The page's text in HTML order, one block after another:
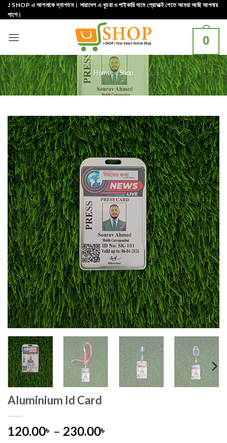
Skip
to
J SHOP এ আপনাকে স্বাগতম। সারাদেশ এ খুচরা ও পাইকারি দামে প্রোডাক্ট পেতে আমরা আছি আপনার
পাশে।
0
Home » Shop
Aluminium Id Card
120.00৳ – 230.00৳